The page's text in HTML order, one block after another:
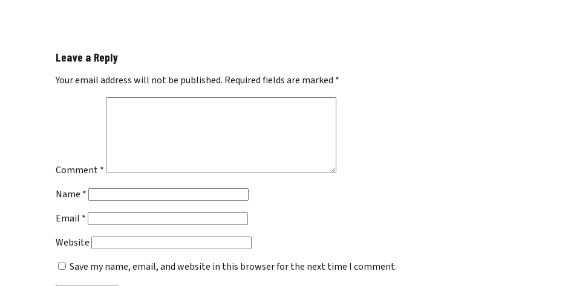
Leave a Reply
Your email address will not be published. Required fields are marked *
Comment*
Name *
Email *
Website
Save my name, email, and website in this browser for the next time I comment.